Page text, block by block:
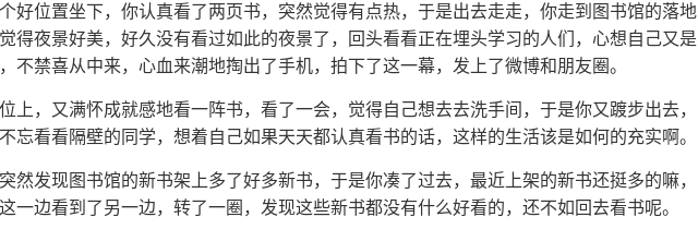
好位置坐下，你认真看了两页书，突然觉得有点热，于是出去走走，你走到图书馆的落地
得夜景好美，好久没有看过如此的夜景了，回头看看正在埋头学习的人们，心想自己又是
不禁喜从中来，心血来潮地掏出了手机，拍下了这一幕，发上了微博和朋友圈。
上，又满怀成就感地看一阵书，看了一会，觉得自己想去去洗手间，于是你又踱步出去，
忘看看隔壁的同学，想着自己如果天天都认真看书的话，这样的生活该是如何的充实啊。
然发现图书馆的新书架上多了好多新书，于是你凑了过去，最近上架的新书还挺多的嘛，
一边看到了另一边，转了一圈，发现这些新书都没有什么好看的，还不如回去看书呢。